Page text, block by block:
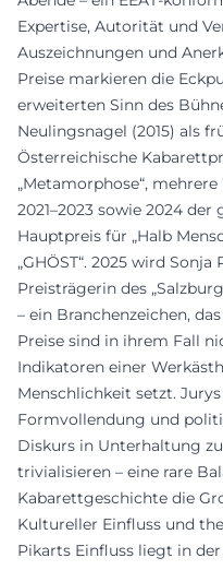
Expertise, Autorität und
Auszeichnungen und
Preise markieren die
erweiterten Sinn des
Neulingsnagel (2015) als
Österreichische
„Metamorphose“,
2021–2023 sowie 2024
Hauptpreis für „Halb
„GHÖST“. 2025 wird
Preisträgerin des
– ein Branchenzeichen,
Preise sind in ihrem Fall
Indikatoren einer
Menschlichkeit setzt.
Formvollendung und
Diskurs in Unterhaltung
trivialisieren – eine rare
Kabarettgeschichte die
Kultureller Einfluss und
Pikarts Einfluss liegt in